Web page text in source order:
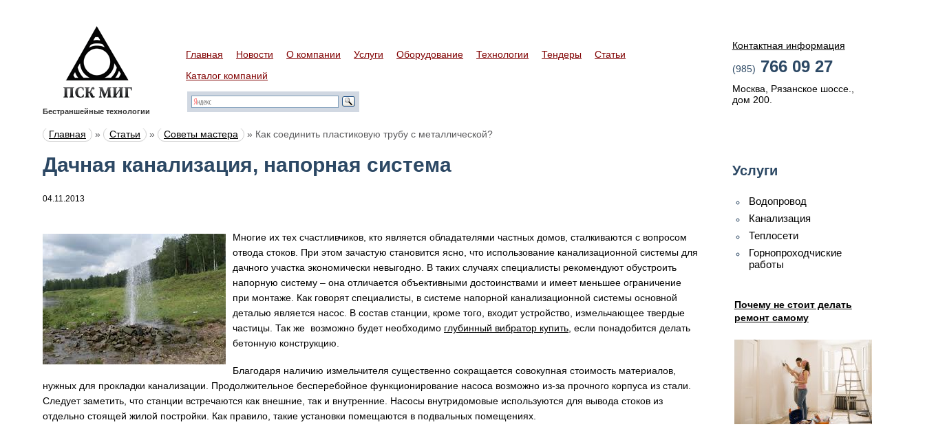
Бестраншейные технологии
Контактная информация
(985) 766 09 27
Москва, Рязанское шоссе.,
дом 200.
Главная Новости О компании Услуги Оборудование Технологии Тендеры
Статьи
Каталог компаний
Услуги
Водопровод
Канализация
Теплосети
Горнопроходчиские
работы
Почему не стоит делать
ремонт самому
Главная » Статьи » Советы мастера » Как соединить пластиковую трубу с металлической?
Дачная канализация, напорная система
04.11.2013
Многие их тех счастливчиков, кто является обладателями частных домов, сталкиваются с вопросом
отвода стоков. При этом зачастую становится ясно, что использование канализационной системы для
дачного участка экономически невыгодно. В таких случаях специалисты рекомендуют обустроить
напорную систему – она отличается объективными достоинствами и имеет меньшее ограничение
при монтаже. Как говорят специалисты, в системе напорной канализационной системы основной
деталью является насос. В состав станции, кроме того, входит устройство, измельчающее твердые
частицы. Так же возможно будет необходимо глубинный вибратор купить , если понадобится делать
бетонную конструкцию.
Благодаря наличию измельчителя существенно сокращается совокупная стоимость материалов,
нужных для прокладки канализации. Продолжительное бесперебойное функционирование насоса возможно из-за прочного корпуса из стали.
Следует заметить, что станции встречаются как внешние, так и внутренние. Насосы внутридомовые используются для вывода стоков из
отдельно стоящей жилой постройки. Как правило, такие установки помещаются в подвальных помещениях.